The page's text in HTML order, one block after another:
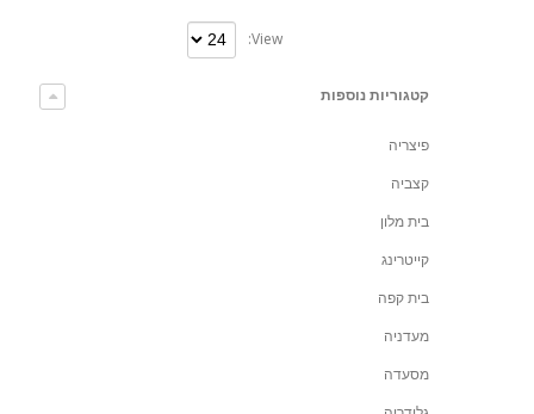
View:
קטגוריות נוספות
פיצריה
קצביה
בית מלון
קייטרינג
בית קפה
מעדניה
מסעדה